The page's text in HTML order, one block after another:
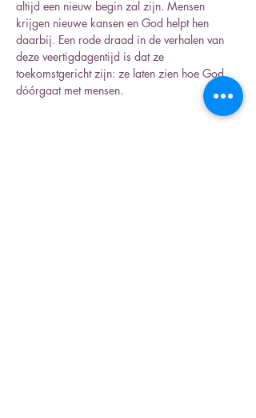
altijd een nieuw begin zal zijn. Mensen
krijgen nieuwe kansen en God helpt hen
daarbij. Een rode draad in de verhalen van
deze veertigdagentijd is dat ze
toekomstgericht zijn: ze laten zien hoe God
dóórgaat met mensen.